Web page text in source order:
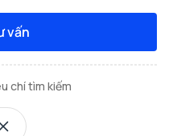
vấn
chí tìm kiếm